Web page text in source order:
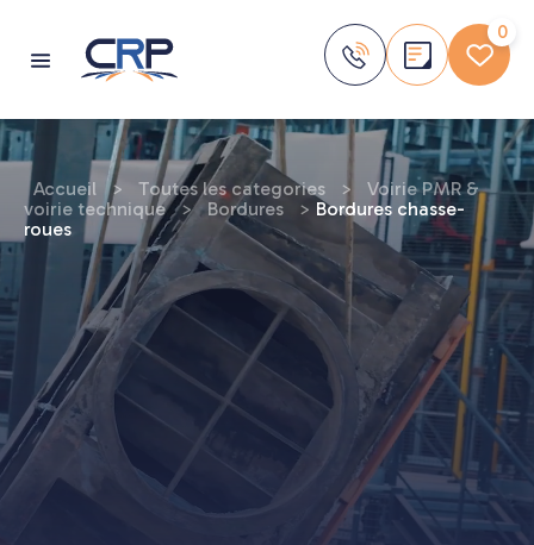
contenu
0
Accueil > Toutes les categories >
Voirie PMR &
voirie technique > Bordures > Bordures chasse-
roues